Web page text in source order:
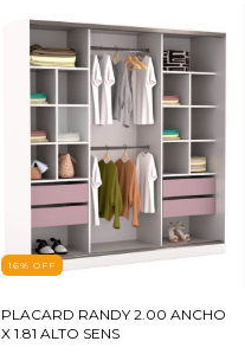
16% OFF
PLACARD RANDY 2.00 ANCHO
X 1.81 ALTO SENS